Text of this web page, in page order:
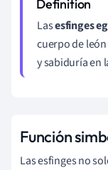
Lasesfinges
cuerpo de
y sabiduría en
Función
Las esfinges no